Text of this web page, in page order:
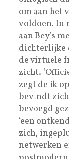
om aan het
voldoen. In
aan Bey’s
dichterlijke
de virtuele
zicht.
zegt de ik
bevindt
bevoegd
‘een
zich,
netwerken